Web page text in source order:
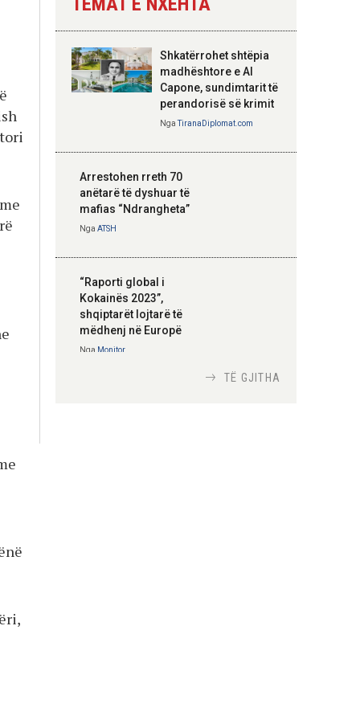
Hoxha takim me
zyrtarë të lartë të
DASH: Angazhim i
përbashkët për
strategjik
Shkatërrohet shtëpia
madhështore e Al
Capone, sundimtarit të
perandorisë së krimit
NgaTiranaDiplomat.com
Arrestohen rreth 70
anëtarë të dyshuar të
mafias “Ndrangheta”
Nga ATSH
“Raporti global i
Kokainës 2023”,
shqiptarët lojtarë të
mëdhenj në Europë
Nga Monitor
TË GJITHA